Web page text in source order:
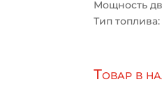
Мощность
Тип
Товар в